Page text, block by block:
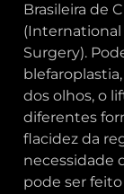
Brasileira de
(International
Surgery).
dos olhos, o
diferentes
flacidez da
necessidade
pode ser